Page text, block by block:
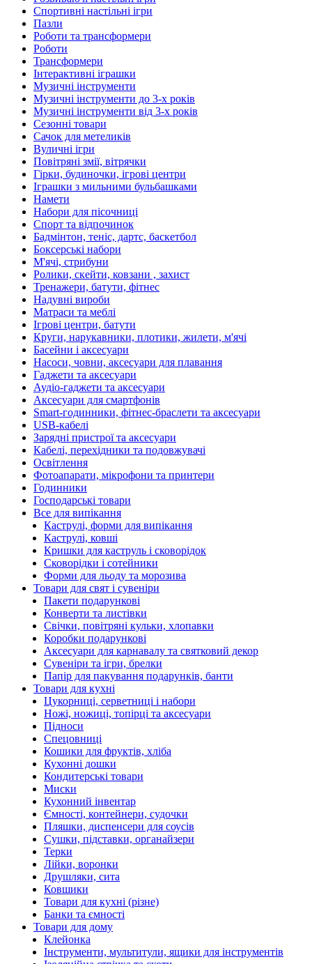
Спортивні настільні ігри
Пазли
Роботи та трансформери
Роботи
Трансформери
Інтерактивні іграшки
Музичні інструменти
Музичні інструменти до 3-х років
Музичні інструменти від 3-х років
Сезонні товари
Сачок для метеликів
Вуличні ігри
Повітряні змії, вітрячки
Гірки, будиночки, ігрові центри
Іграшки з мильними бульбашками
Намети
Набори для пісочниці
Спорт та відпочинок
Бадмінтон, теніс, дартс, баскетбол
Боксерські набори
М'ячі, стрибуни
Ролики, скейти, ковзани , захист
Тренажери, батути, фітнес
Надувні вироби
Матраси та меблі
Ігрові центри, батути
Круги, нарукавники, плотики, жилети, м'ячі
Басейни і аксесуари
Насоси, човни, аксесуари для плавання
Гаджети та аксесуари
Аудіо-гаджети та аксесуари
Аксесуари для смартфонів
Smart-годинники, фітнес-браслети та аксесуари
USB-кабелі
Зарядні пристрої та аксесуари
Кабелі, перехідники та подовжувачі
Освітлення
Фотоапарати, мікрофони та принтери
Годинники
Господарські товари
Все для випікання
Каструлі, форми для випікання
Каструлі, ковші
Кришки для каструль і сковорідок
Сковорідки і сотейники
Форми для льоду та морозива
Товари для свят і сувеніри
Пакети подарункові
Конверти та листівки
Свічки, повітряні кульки, хлопавки
Коробки подарункові
Аксесуари для карнавалу та святковий декор
Сувеніри та ігри, брелки
Папір для пакування подарунків, банти
Товари для кухні
Цукорниці, серветниці і набори
Ножі, ножиці, топірці та аксесуари
Підноси
Спецовниці
Кошики для фруктів, хліба
Кухонні дошки
Кондитерські товари
Миски
Кухонний інвентар
Ємності, контейнери, судочки
Пляшки, диспенсери для соусів
Сушки, підставки, органайзери
Терки
Лійки, воронки
Друшляки, сита
Ковшики
Товари для кухні (різне)
Банки та ємності
Товари для дому
Клейонка
Інструменти, мультитули, ящики для інструментів